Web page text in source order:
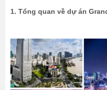
1. Tổng quan về dự án